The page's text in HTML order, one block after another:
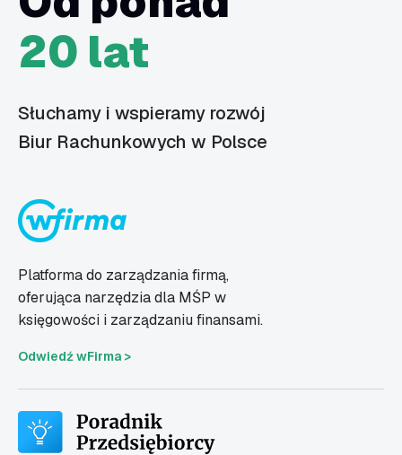
20 lat
Słuchamy i wspieramy rozwój
Biur Rachunkowych w Polsce
Platforma do zarządzania firmą,
oferująca narzędzia dla MŚP w
księgowości i zarządzaniu finansami.
Odwiedź wFirma >